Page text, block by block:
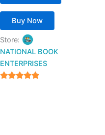
Buy Now
Store:
NATIONAL BOOK
ENTERPRISES